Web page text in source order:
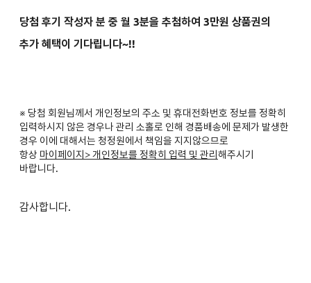
당첨 후기 작성자 분 중 월 3분을 추첨하여 3만원 상품권의
추가 혜택이 기다립니다~!!
※ 당첨 회원님께서 개인정보의 주소 및 휴대전화번호 정보를 정확히
입력하시지 않은 경우나 관리 소홀로 인해 경품배송에 문제가 발생한
경우 이에 대해서는 청정원에서 책임을 지지않으므로
항상 마이페이지> 개인정보를 정확히 입력 및 관리해주시기
바랍니다.
감사합니다.